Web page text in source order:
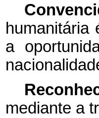
a
mediante a